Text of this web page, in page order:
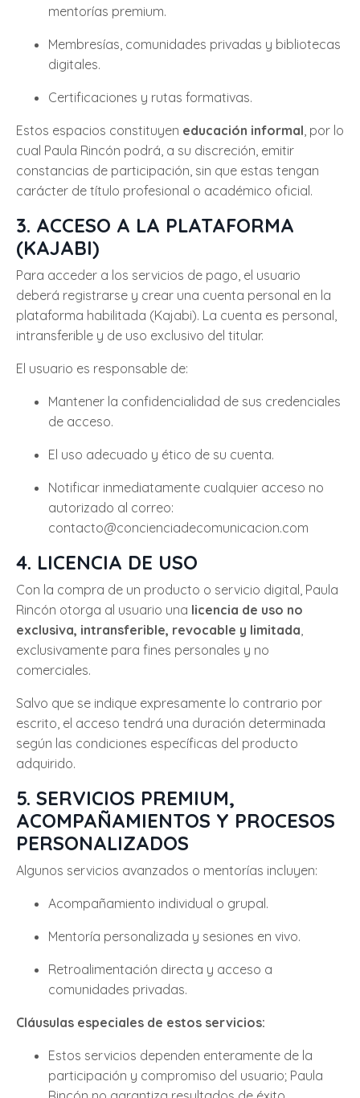
mentorías premium.
Membresías, comunidades privadas y bibliotecas
digitales.
Certificaciones y rutas formativas.
Estos espacios constituyen educación informal, por lo
cual Paula Rincón podrá, a su discreción, emitir
constancias de participación, sin que estas tengan
carácter de título profesional o académico oficial.
3. ACCESO A LA PLATAFORMA
(KAJABI)
Para acceder a los servicios de pago, el usuario
deberá registrarse y crear una cuenta personal en la
plataforma habilitada (Kajabi). La cuenta es personal,
intransferible y de uso exclusivo del titular.
El usuario es responsable de:
Mantener la confidencialidad de sus credenciales
de acceso.
El uso adecuado y ético de su cuenta.
Notificar inmediatamente cualquier acceso no
autorizado al correo:
contacto@concienciadecomunicacion.com
4. LICENCIA DE USO
Con la compra de un producto o servicio digital, Paula
Rincón otorga al usuario una licencia de uso no
exclusiva, intransferible, revocable y limitada,
exclusivamente para fines personales y no
comerciales.
Salvo que se indique expresamente lo contrario por
escrito, el acceso tendrá una duración determinada
según las condiciones específicas del producto
adquirido.
5. SERVICIOS PREMIUM,
ACOMPAÑAMIENTOS Y PROCESOS
PERSONALIZADOS
Algunos servicios avanzados o mentorías incluyen:
Acompañamiento individual o grupal.
Mentoría personalizada y sesiones en vivo.
Retroalimentación directa y acceso a
comunidades privadas.
Cláusulas especiales de estos servicios:
Estos servicios dependen enteramente de la
participación y compromiso del usuario; Paula